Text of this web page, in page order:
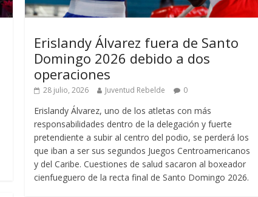
Erislandy Álvarez fuera de Santo
Domingo 2026 debido a dos
operaciones
28 julio, 2026 Juventud Rebelde 0
Erislandy Álvarez, uno de los atletas con más
responsabilidades dentro de la delegación y fuerte
pretendiente a subir al centro del podio, se perderá los
que iban a ser sus segundos Juegos Centroamericanos
y del Caribe. Cuestiones de salud sacaron al boxeador
cienfueguero de la recta final de Santo Domingo 2026.